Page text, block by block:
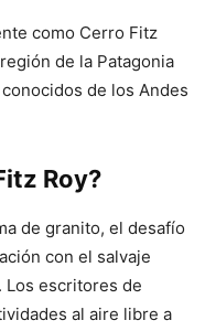
como Cerro Fitz
de la Patagonia
de los Andes
Roy?
de granito, el desafío
con el salvaje
Los escritores de
al aire libre a